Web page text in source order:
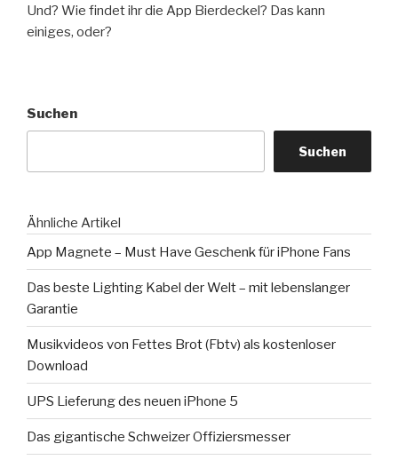
Und? Wie findet ihr die App Bierdeckel? Das kann
einiges, oder?
Suchen
Suchen
Ähnliche Artikel
App Magnete – Must Have Geschenk für iPhone Fans
Das beste Lighting Kabel der Welt – mit lebenslanger
Garantie
Musikvideos von Fettes Brot (Fbtv) als kostenloser
Download
UPS Lieferung des neuen iPhone 5
Das gigantische Schweizer Offiziersmesser